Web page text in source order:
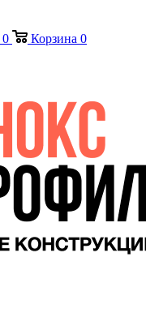
0 Корзина 0